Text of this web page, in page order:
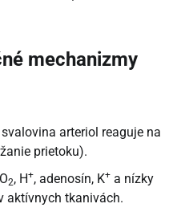
mechanizmy
arteriol reaguje na
prietoku).
2, H+, adenosín, K+ a nízky
aktívnych tkanivách.